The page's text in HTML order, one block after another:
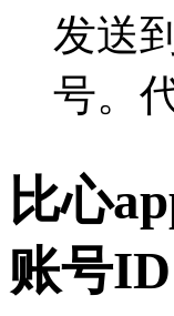
发送
号。
比心
账号ID